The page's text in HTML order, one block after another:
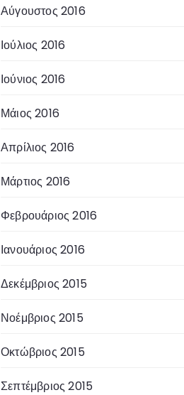
Αύγουστος 2016
Ιούλιος 2016
Ιούνιος 2016
Μάιος 2016
Απρίλιος 2016
Μάρτιος 2016
Φεβρουάριος 2016
Ιανουάριος 2016
Δεκέμβριος 2015
Νοέμβριος 2015
Οκτώβριος 2015
Σεπτέμβριος 2015